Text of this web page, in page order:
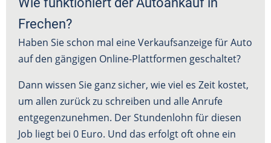
Frechen?
Haben Sie schon mal eine Verkaufsanzeige für Auto
auf den gängigen Online-Plattformen geschaltet?
Dann wissen Sie ganz sicher, wie viel es Zeit kostet,
um allen zurück zu schreiben und alle Anrufe
entgegenzunehmen. Der Stundenlohn für diesen
Job liegt bei 0 Euro. Und das erfolgt oft ohne ein